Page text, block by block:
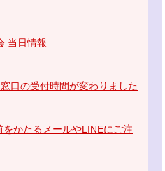
当日情報
口の受付時間が変わりました
をかたるメールやLINEにご注